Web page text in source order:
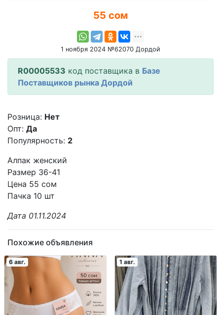
55 сом
1 ноября 2024 №62070 Дордой
R00005533 код поставщика в Базе
Поставщиков рынка Дордой
Розница: Нет
Опт: Да
Популярность: 2
Алпак женский
Размер 36-41
Цена 55 сом
Пачка 10 шт
Дата 01.11.2024
Похожие объявления
6 авг. 1 авг.